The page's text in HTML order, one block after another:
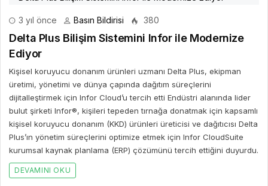
3 yıl önce Basın Bildirisi 380
Delta Plus Bilişim Sistemini Infor ile Modernize
Ediyor
Kişisel koruyucu donanım ürünleri uzmanı Delta Plus, ekipman
üretimi, yönetimi ve dünya çapında dağıtım süreçlerini
dijitalleştirmek için Infor Cloud’u tercih etti Endüstri alanında lider
bulut şirketi Infor®, kişileri tepeden tırnağa donatmak için kapsamlı
kişisel koruyucu donanım (KKD) ürünleri üreticisi ve dağıtıcısı Delta
Plus’ın yönetim süreçlerini optimize etmek için Infor CloudSuite
kurumsal kaynak planlama (ERP) çözümünü tercih ettiğini duyurdu.
DEVAMINI OKU